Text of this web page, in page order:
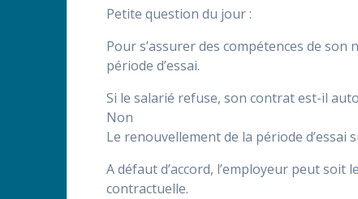
Petite question du jour :
Pour s’assurer des compétences de
période d’essai.
Si le salarié refuse, son contrat est-il
Non
Le renouvellement de la période d’essai
A défaut d’accord, l’employeur peut
contractuelle.